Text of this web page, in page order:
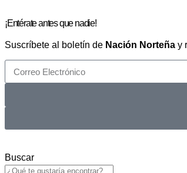
¡Entérate antes que nadie!
Suscríbete al boletín de Nación Norteña y
Buscar